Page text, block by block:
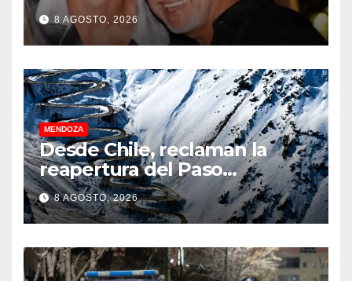
8 AGOSTO, 2026
MENDOZA
Desde Chile, reclaman la
reapertura del Paso
Internacional Los
Libertadores: pérdidas
millonarias
8 AGOSTO, 2026